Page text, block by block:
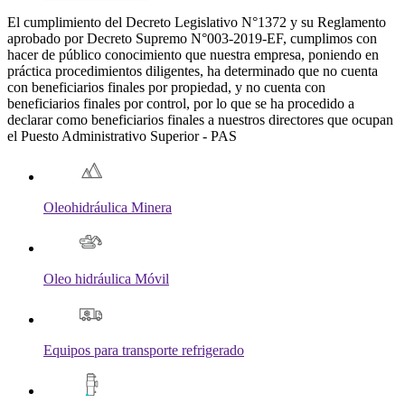
El cumplimiento del Decreto Legislativo N°1372 y su Reglamento
aprobado por Decreto Supremo N°003-2019-EF, cumplimos con
hacer de público conocimiento que nuestra empresa, poniendo en
práctica procedimientos diligentes, ha determinado que no cuenta
con beneficiarios finales por propiedad, y no cuenta con
beneficiarios finales por control, por lo que se ha procedido a
declarar como beneficiarios finales a nuestros directores que ocupan
el Puesto Administrativo Superior - PAS
Oleohidráulica Minera
Oleo hidráulica Móvil
Equipos para transporte refrigerado